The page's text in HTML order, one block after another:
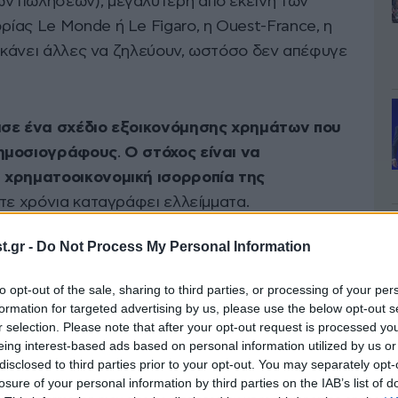
- Do Not Process My Personal Information
opt-out of the sale, sharing to third parties, or processing of your
for targeted advertising by us, please use the below opt-out
selection. Please note that after your opt-out request is processed
interest-based ads based on personal information utilized by us
to third parties prior to your opt-out. You may separately
of your personal information by third parties on the IAB’s list of
Le Monde ή Le Figaro, η Ouest-France, η
άλλες να ζηλεύουν, ωστόσο δεν απέφυγε
ένα σχέδιο εξοικονόμησης χρημάτων που
. Ο στόχος είναι να
ισορροπία της
χρόνια καταγράφει ελλείμματα.
τα πάντα για να «προστατεύσει τις μόνιμες
ένα σχέδιο εξυγίανσης όπως αυτά που
Centre France (La Montagne, Le Populaire du
Capital…), Bayard (La Croix) ή ακόμα από το